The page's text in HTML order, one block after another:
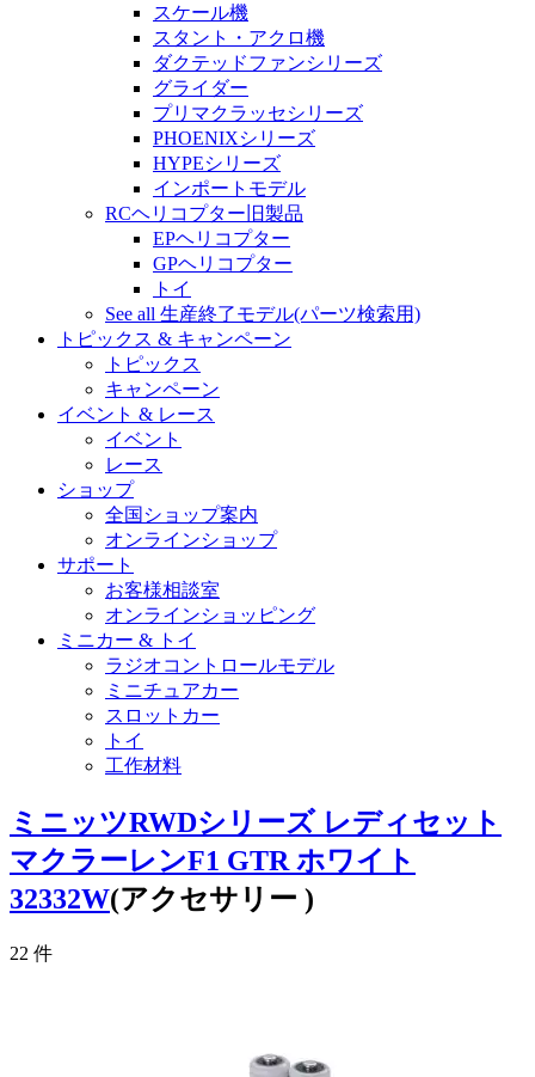
スケール機
スタント・アクロ機
ダクテッドファンシリーズ
グライダー
プリマクラッセシリーズ
PHOENIXシリーズ
HYPEシリーズ
インポートモデル
RCヘリコプター旧製品
EPヘリコプター
GPヘリコプター
トイ
See all 生産終了モデル(パーツ検索用)
トピックス & キャンペーン
トピックス
キャンペーン
イベント & レース
イベント
レース
ショップ
全国ショップ案内
オンラインショップ
サポート
お客様相談室
オンラインショッピング
ミニカー & トイ
ラジオコントロールモデル
ミニチュアカー
スロットカー
トイ
工作材料
ミニッツRWDシリーズ レディセット
マクラーレンF1 GTR ホワイト
32332W(アクセサリー )
22 件